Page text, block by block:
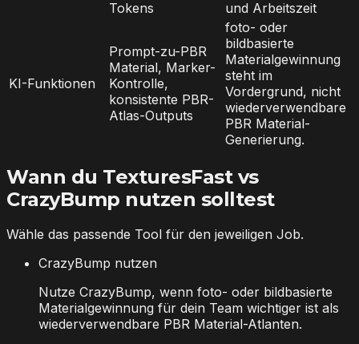
Tokens
und Arbeitszeit
KI-Funktionen
Prompt-zu-PBR
Material, Marker-
Kontrolle,
konsistente PBR-
Atlas-Outputs
foto- oder
bildbasierte
Materialgewinnung
steht im
Vordergrund, nicht
wiederverwendbare
PBR Material-
Generierung.
Wann du TexturesFast vs
CrazyBump nutzen solltest
Wähle das passende Tool für den jeweiligen Job.
CrazyBump nutzen
Nutze CrazyBump, wenn foto- oder bildbasierte
Materialgewinnung für dein Team wichtiger ist als
wiederverwendbare PBR Material-Atlanten.